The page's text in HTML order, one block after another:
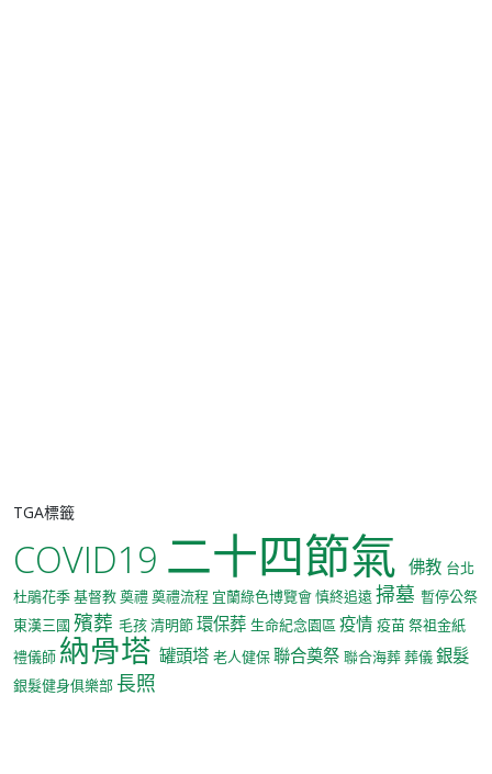
TGA標籤
COVID19 二十四節氣 佛教 台北
杜鵑花季基督教奠禮奠禮流程 宜蘭綠色博覽會慎終追遠掃墓 暫停公祭
東漢三國 殯葬 毛孩清明節環保葬 生命紀念園區 疫情 疫苗祭祖金紙
禮儀師 納骨塔 罐頭塔 老人健保聯合奠祭 聯合海葬葬儀銀髮
銀髮健身俱樂部 長照